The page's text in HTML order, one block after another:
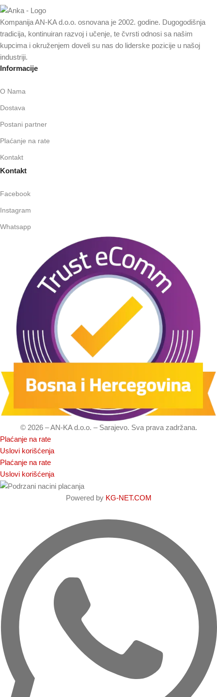
Kompanija AN-KA d.o.o. osnovana je 2002. godine. Dugogodišnja
tradicija, kontinuiran razvoj i učenje, te čvrsti odnosi sa našim
kupcima i okruženjem doveli su nas do liderske pozicije u našoj
industriji.
Informacije
O Nama
Dostava
Postani partner
Plaćanje na rate
Kontakt
Kontakt
Facebook
Instagram
Whatsapp
© 2026 – AN-KA d.o.o. – Sarajevo. Sva prava zadržana.
Plaćanje na rate
Uslovi korišćenja
Plaćanje na rate
Uslovi korišćenja
Powered by KG-NET.COM